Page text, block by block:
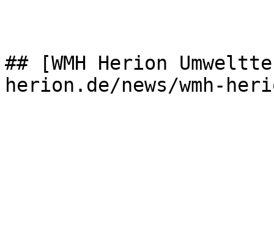
## [WMH Herion
herion.de/news/wmh-